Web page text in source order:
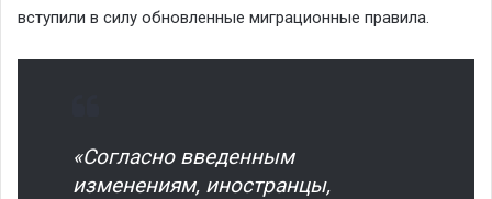
вступили в силу обновленные миграционные правила.
«Согласно введенным
изменениям, иностранцы,